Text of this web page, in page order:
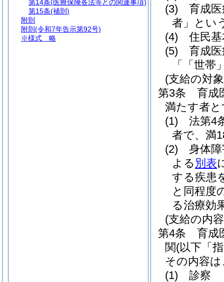
(3)
育成
者」とい
(4)
住民
(5)
育成
「「世帯
(支給の対
第3条
育成
満たす者
(1)
法第4
者で、満
(2)
身体
よる 別表
する疾患
と同程度
る治療効
(支給の内
第4条
育成
関(以下「
その内容
(1)
診察
第14条(医療保険各法等との関連事項)
第15条(補則)
附則
附則 (令和7年告示第92号)
※様式 略